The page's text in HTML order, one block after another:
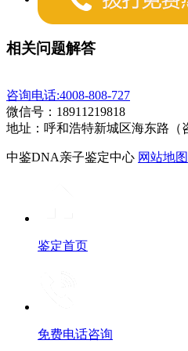
相关问题解答
咨询电话:4008-808-727
微信号：18911219818
地址：呼和浩特新城区海东路（
中鉴DNA亲子鉴定中心 网站地图
鉴定首页
免费电话咨询